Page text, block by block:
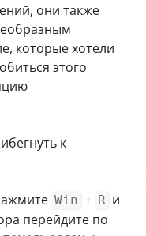
они также
которые хотели
этого
к
Win + R и
перейдите по